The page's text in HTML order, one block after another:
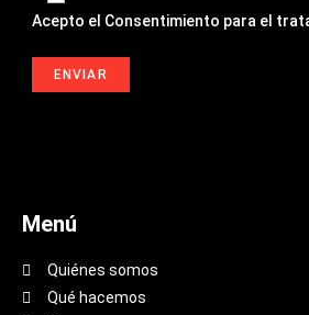
Acepto el Consentimiento para el
Menú
Quiénes somos
Qué hacemos